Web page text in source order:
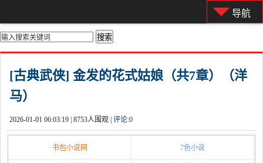
导航
你的位置： 首页>都市激情
[古典武侠] 金发的花式姑娘（共7章）（洋
马）
2026-01-01 06:03:19 | 8753人围观 | 评论:0
书包小说网 7色小说